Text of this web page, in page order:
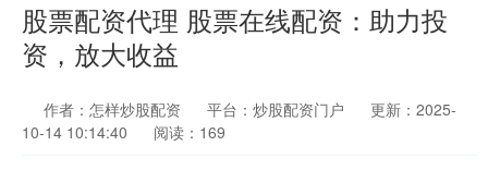
股票配资代理 股票在线配资：助力投
资，放大收益
作者：怎样炒股配资 平台：炒股配资门户
更新：2025-
10-14 10:14:40
阅读：169